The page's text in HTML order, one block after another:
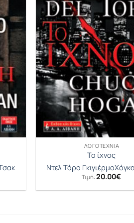
ΛΟΓΟΤΕΧΝΊΑ
Το ίχνος
Ντελ Τόρο Γκιγιέρμο
Τιμή:20.00€